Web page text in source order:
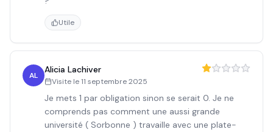
Utile
AL
Alicia Lachiver
Visite le11 septembre 2025
Je mets 1 par obligation sinon se serait 0. Je ne
comprends pas comment une aussi grande
université ( Sorbonne ) travaille avec une plate-